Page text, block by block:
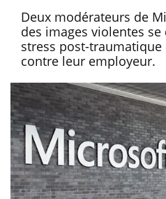
Deux modérateurs de
des images violentes
stress post-
contre leur employeur.